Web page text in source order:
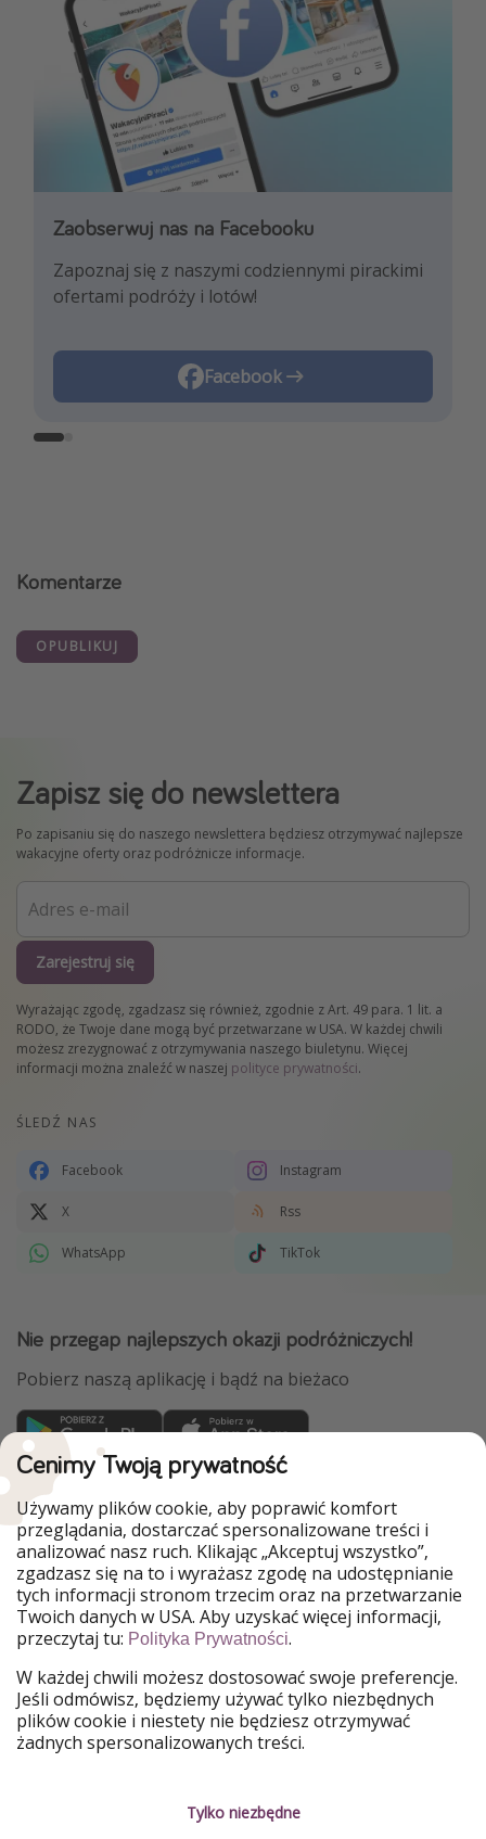
Zaobserwuj nas na Facebooku
Zapoznaj się z naszymi codziennymi pirackimi
ofertami podróży i lotów!
Facebook
Zaobserwuj nas na Instagramie
Pozwól nam zainspirować Cię najnowszymi
trendami i najlepszymi ofertami
Instagram
Komentarze
OPUBLIKUJ
Zapisz się do newslettera
Po zapisaniu się do naszego newslettera będziesz otrzymywać najlepsze
wakacyjne oferty oraz podróżnicze informacje.
Zarejestruj się
Wyrażając zgodę, zgadzasz się również, zgodnie z Art. 49 para. 1 lit. a
RODO, że Twoje dane mogą być przetwarzane w USA. W każdej chwili
możesz zrezygnować z otrzymywania naszego biuletynu. Więcej
informacji można znaleźć w naszej polityce prywatności.
ŚLEDŹ NAS
Facebook Instagram
X Rss
WhatsApp TikTok
Nie przegap najlepszych okazji podróżniczych!
Pobierz naszą aplikację i bądź na bieżaco
WakacyjniPiraci są częścią Grupy HolidayPirates
Nasze rynki
PiratinViaggio
HolidayPirates
VakantiePiraten
VoyagesPirates
Ferienpiraten
Urlaubspiraten
Urlaubspiraten
ViajerosPiratas
TravelPirates
Nasza grupa
HolidayPirates Group
Poznaj nas! Informacje prawne
Cenimy Twoją prywatność
Używamy plików cookie, aby poprawić komfort
przeglądania, dostarczać spersonalizowane treści i
analizować nasz ruch. Klikając „Akceptuj wszystko”,
zgadzasz się na to i wyrażasz zgodę na udostępnianie
tych informacji stronom trzecim oraz na przetwarzanie
Twoich danych w USA. Aby uzyskać więcej informacji,
przeczytaj tu: Polityka Prywatności.
W każdej chwili możesz dostosować swoje preferencje.
Jeśli odmówisz, będziemy używać tylko niezbędnych
plików cookie i niestety nie będziesz otrzymywać
żadnych spersonalizowanych treści.
Tylko niezbędne